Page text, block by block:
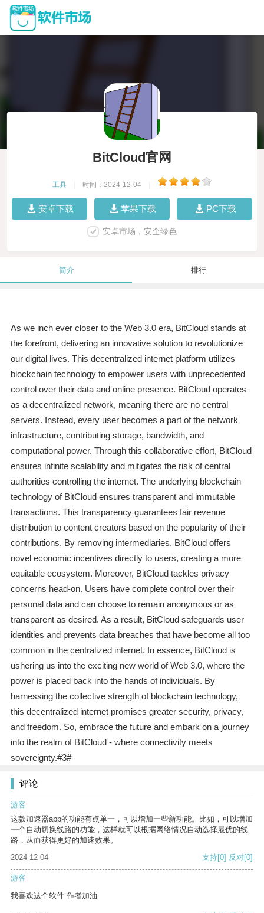
BitCloud官网
工具 时间：2024-12-04
安卓下载 苹果下载 PC下载
安卓市场，安全绿色
简介 排行
As we inch ever closer to the Web 3.0 era, BitCloud stands at
the forefront, delivering an innovative solution to revolutionize
our digital lives. This decentralized internet platform utilizes
blockchain technology to empower users with unprecedented
control over their data and online presence. BitCloud operates
as a decentralized network, meaning there are no central
servers. Instead, every user becomes a part of the network
infrastructure, contributing storage, bandwidth, and
computational power. Through this collaborative effort, BitCloud
ensures infinite scalability and mitigates the risk of central
authorities controlling the internet. The underlying blockchain
technology of BitCloud ensures transparent and immutable
transactions. This transparency guarantees fair revenue
distribution to content creators based on the popularity of their
contributions. By removing intermediaries, BitCloud offers
novel economic incentives directly to users, creating a more
equitable ecosystem. Moreover, BitCloud tackles privacy
concerns head-on. Users have complete control over their
personal data and can choose to remain anonymous or as
transparent as desired. As a result, BitCloud safeguards user
identities and prevents data breaches that have become all too
common in the centralized internet. In essence, BitCloud is
ushering us into the exciting new world of Web 3.0, where the
power is placed back into the hands of individuals. By
harnessing the collective strength of blockchain technology,
this decentralized internet promises greater security, privacy,
and freedom. So, embrace the future and embark on a journey
into the realm of BitCloud - where connectivity meets
sovereignty.#3#
评论
游客
这款加速器app的功能有点单一，可以增加一些新功能。比如，可以增加
一个自动切换线路的功能，这样就可以根据网络情况自动选择最优的线
路，从而获得更好的加速效果。
2024-12-04
支持[0] 反对[0]
游客
我喜欢这个软件 作者加油